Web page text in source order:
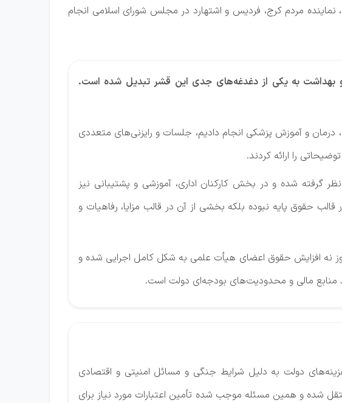
مردم کرج، فردیس و اشتهارد در مجلس شورای اسلامی انجام
و بهداشت به یکی از دغدغه‌های جدی این قشر تبدیل شده است.
درمان و آموزش پزشکی انجام دادیم، جلسات و رایزنی‌های متعددی
را ارائه کردند.
گرفته شده و در بخش کارکنان اداری، آموزشی و پشتیبانی نیز
حقوق پایه نبوده بلکه بخشی از آن در قالب مزایا، رفاهیات و
نه افزایش حقوق اعضای هیأت علمی به شکل کامل اجرایی شده و
منابع مالی و محدودیت‌های بودجه‌ای دولت است.
دولت به دلیل شرایط جنگی و مسائل امنیتی و اقتصادی
شده و همین مسئله موجب شده تأمین اعتبارات مورد نیاز برای